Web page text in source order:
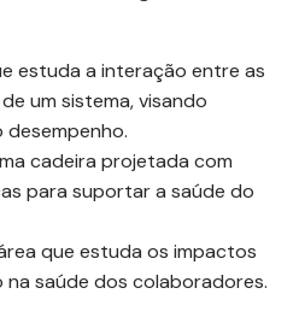
estuda a interação entre as
um sistema, visando
cadeira projetada com
para suportar a saúde do
que estuda os impactos
saúde dos colaboradores.